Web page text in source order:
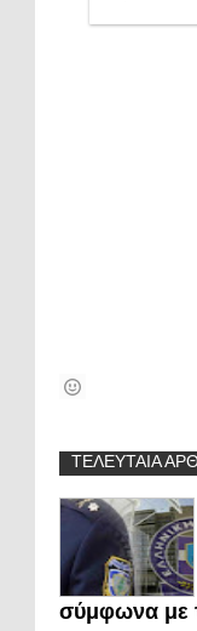
ΤΕΛΕΥΤΑΙΑ
σύμφωνα με